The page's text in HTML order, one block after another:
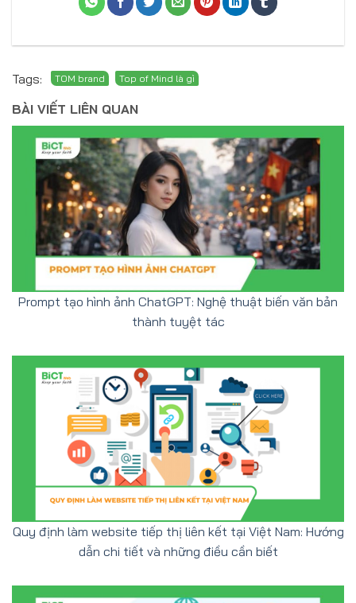
Tags:
BÀI VIẾT LIÊN QUAN
Prompt tạo hình ảnh ChatGPT: Nghệ thuật biến văn bản
thành tuyệt tác
Quy định làm website tiếp thị liên kết tại Việt Nam: Hướng
dẫn chi tiết và những điều cần biết